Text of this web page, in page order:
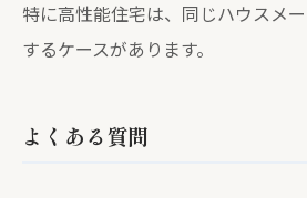
特に高性能住宅は、同じハウスメ
するケースがあります。
よくある質問